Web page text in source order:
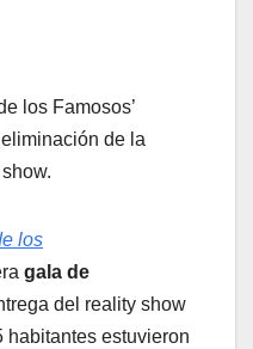
los Famosos’
de la
los
gala de
del reality show
habitantes estuvieron